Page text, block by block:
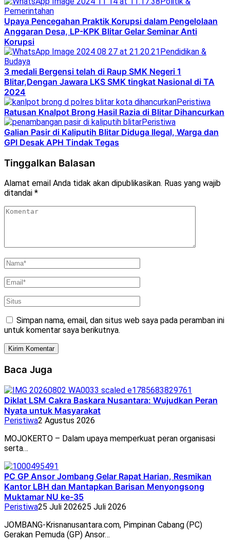
Pemerintahan
Upaya Pencegahan Praktik Korupsi dalam Pengelolaan
Anggaran Desa, LP-KPK Blitar Gelar Seminar Anti
Korupsi
Pendidikan &
Budaya
3 medali Bergensi telah di Raup SMK Negeri 1
Blitar,Dengan Jawara LKS SMK tingkat Nasional di TA
2024
Peristiwa
Ratusan Knalpot Brong Hasil Razia di Blitar Dihancurkan
Peristiwa
Galian Pasir di Kaliputih Blitar Diduga Ilegal, Warga dan
GPI Desak APH Tindak Tegas
Tinggalkan Balasan
Alamat email Anda tidak akan dipublikasikan. Ruas yang wajib
ditandai *
Simpan nama, email, dan situs web saya pada peramban ini
untuk komentar saya berikutnya.
Baca Juga
Diklat LSM Cakra Baskara Nusantara: Wujudkan Peran
Nyata untuk Masyarakat
Peristiwa2 Agustus 2026
MOJOKERTO – Dalam upaya memperkuat peran organisasi
serta…
PC GP Ansor Jombang Gelar Rapat Harian, Resmikan
Kantor LBH dan Mantapkan Barisan Menyongsong
Muktamar NU ke-35
Peristiwa25 Juli 202625 Juli 2026
JOMBANG-Krisnanusantara.com, Pimpinan Cabang (PC)
Gerakan Pemuda (GP) Ansor…